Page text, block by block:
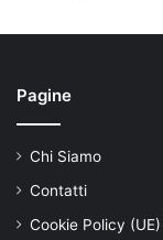
Pagine
Chi Siamo
Contatti
Cookie Policy (UE)